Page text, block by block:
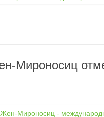
Мироносиц